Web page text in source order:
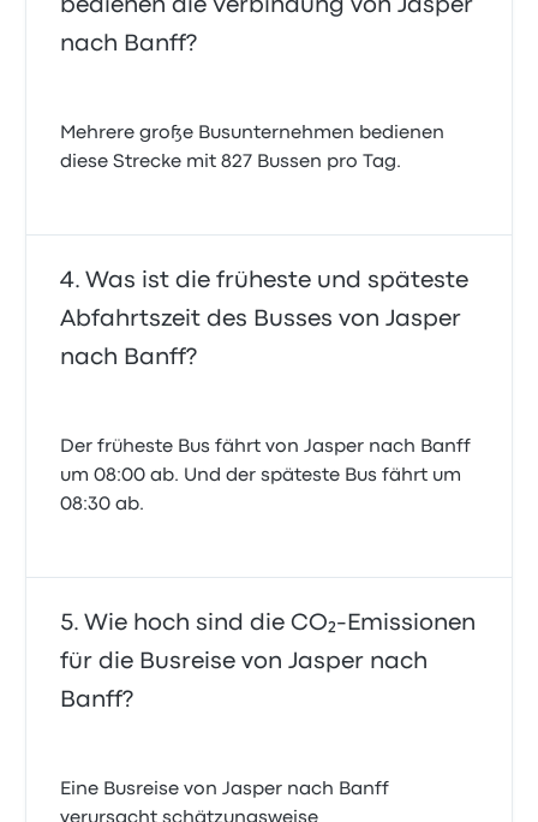
bedienen die Verbindung von Jasper
nach Banff?
Mehrere große Busunternehmen bedienen
diese Strecke mit 827 Bussen pro Tag.
Was ist die früheste und späteste
Abfahrtszeit des Busses von Jasper
nach Banff?
Der früheste Bus fährt von Jasper nach Banff
um 08:00 ab. Und der späteste Bus fährt um
08:30 ab.
Wie hoch sind die CO₂-Emissionen
für die Busreise von Jasper nach
Banff?
Eine Busreise von Jasper nach Banff
verursacht schätzungsweise